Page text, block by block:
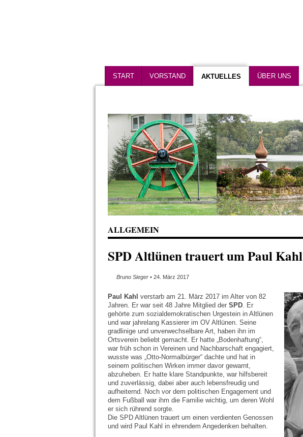
START VORSTAND AKTUELLES ÜBER UNS
ALLGEMEIN
SPD Altlünen trauert um Paul Kahl
Bruno Sieger • 24. März 2017
Paul Kahl verstarb am 21. März 2017 im Alter von 82
Jahren. Er war seit 48 Jahre Mitglied der SPD . Er
gehörte zum sozialdemokratischen Urgestein in Altlünen
und war jahrelang Kassierer im OV Altlünen. Seine
gradlinige und unverwechselbare Art, haben ihn im
Ortsverein beliebt gemacht. Er hatte „Bodenhaftung“,
war früh schon in Vereinen und Nachbarschaft engagiert,
wusste was „Otto-Normalbürger“ dachte und hat in
seinem politischen Wirken immer davor gewarnt,
abzuheben. Er hatte klare Standpunkte, war hilfsbereit
und zuverlässig, dabei aber auch lebensfreudig und
aufheiternd. Noch vor dem politischen Engagement und
dem Fußball war ihm die Familie wichtig, um deren Wohl
er sich rührend sorgte.
Die SPD Altlünen trauert um einen verdienten Genossen
und wird Paul Kahl in ehrendem Angedenken behalten.